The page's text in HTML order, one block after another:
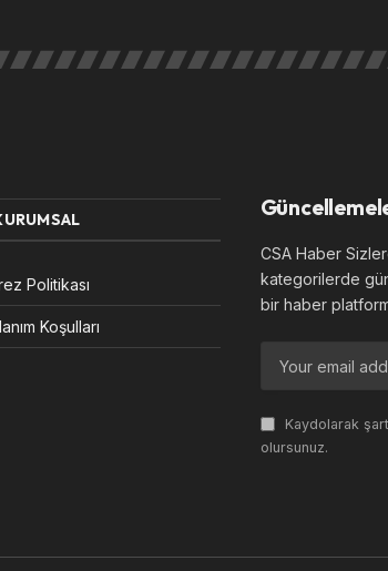
Politikası
Koşulları
CSA Haber
kategorilerde
bir haber
Kaydolarak
olursunuz.